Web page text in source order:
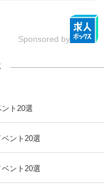
Sponsored by
ト20選
ント20選
ント20選